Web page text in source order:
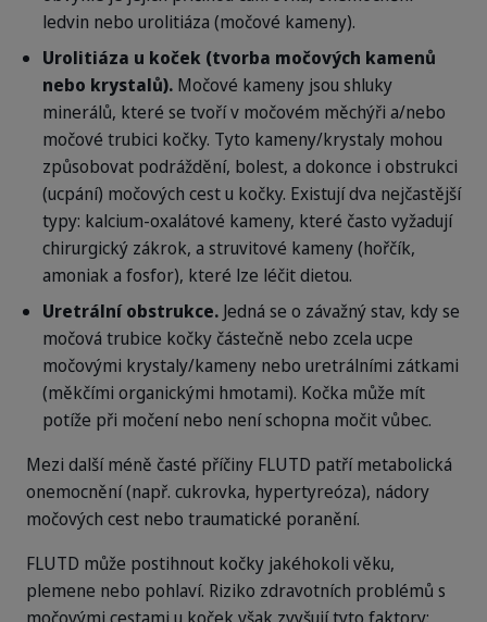
ledvin nebo urolitiáza (močové kameny).
Urolitiáza u koček (tvorba močových kamenů
nebo krystalů). Močové kameny jsou shluky
minerálů, které se tvoří v močovém měchýři a/nebo
močové trubici kočky. Tyto kameny/krystaly mohou
způsobovat podráždění, bolest, a dokonce i obstrukci
(ucpání) močových cest u kočky. Existují dva nejčastější
typy: kalcium-oxalátové kameny, které často vyžadují
chirurgický zákrok, a struvitové kameny (hořčík,
amoniak a fosfor), které lze léčit dietou.
Uretrální obstrukce. Jedná se o závažný stav, kdy se
močová trubice kočky částečně nebo zcela ucpe
močovými krystaly/kameny nebo uretrálními zátkami
(měkčími organickými hmotami). Kočka může mít
potíže při močení nebo není schopna močit vůbec.
Mezi další méně časté příčiny FLUTD patří metabolická
onemocnění (např. cukrovka, hypertyreóza), nádory
močových cest nebo traumatické poranění.
FLUTD může postihnout kočky jakéhokoli věku,
plemene nebo pohlaví. Riziko zdravotních problémů s